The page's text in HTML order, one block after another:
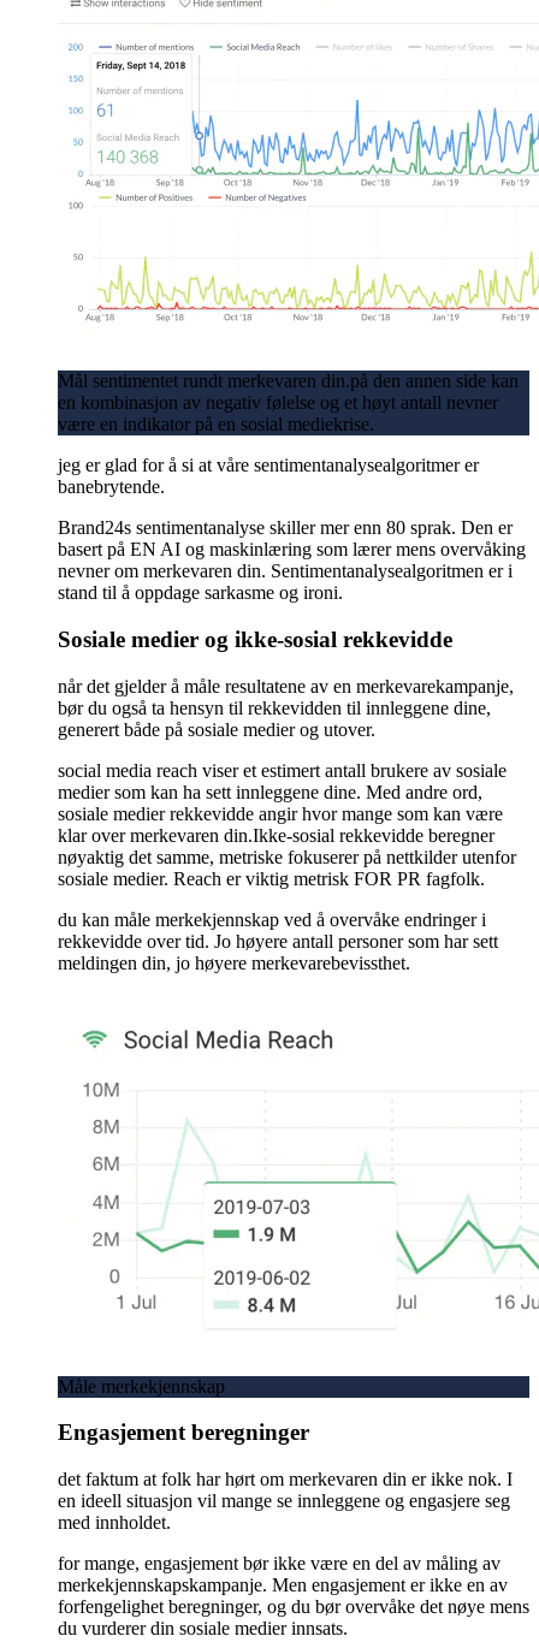
Mål sentimentet rundt merkevaren din.på den annen side kan
en kombinasjon av negativ følelse og et høyt antall nevner
være en indikator på en sosial mediekrise.
jeg er glad for å si at våre sentimentanalysealgoritmer er
banebrytende.
Brand24s sentimentanalyse skiller mer enn 80 sprak. Den er
basert på EN AI og maskinlæring som lærer mens overvåking
nevner om merkevaren din. Sentimentanalysealgoritmen er i
stand til å oppdage sarkasme og ironi.
Sosiale medier og ikke-sosial rekkevidde
når det gjelder å måle resultatene av en merkevarekampanje,
bør du også ta hensyn til rekkevidden til innleggene dine,
generert både på sosiale medier og utover.
social media reach viser et estimert antall brukere av sosiale
medier som kan ha sett innleggene dine. Med andre ord,
sosiale medier rekkevidde angir hvor mange som kan være
klar over merkevaren din.Ikke-sosial rekkevidde beregner
nøyaktig det samme, metriske fokuserer på nettkilder utenfor
sosiale medier. Reach er viktig metrisk FOR PR fagfolk.
du kan måle merkekjennskap ved å overvåke endringer i
rekkevidde over tid. Jo høyere antall personer som har sett
meldingen din, jo høyere merkevarebevissthet.
Måle merkekjennskap
Engasjement beregninger
det faktum at folk har hørt om merkevaren din er ikke nok. I
en ideell situasjon vil mange se innleggene og engasjere seg
med innholdet.
for mange, engasjement bør ikke være en del av måling av
merkekjennskapskampanje. Men engasjement er ikke en av
forfengelighet beregninger, og du bør overvåke det nøye mens
du vurderer din sosiale medier innsats.